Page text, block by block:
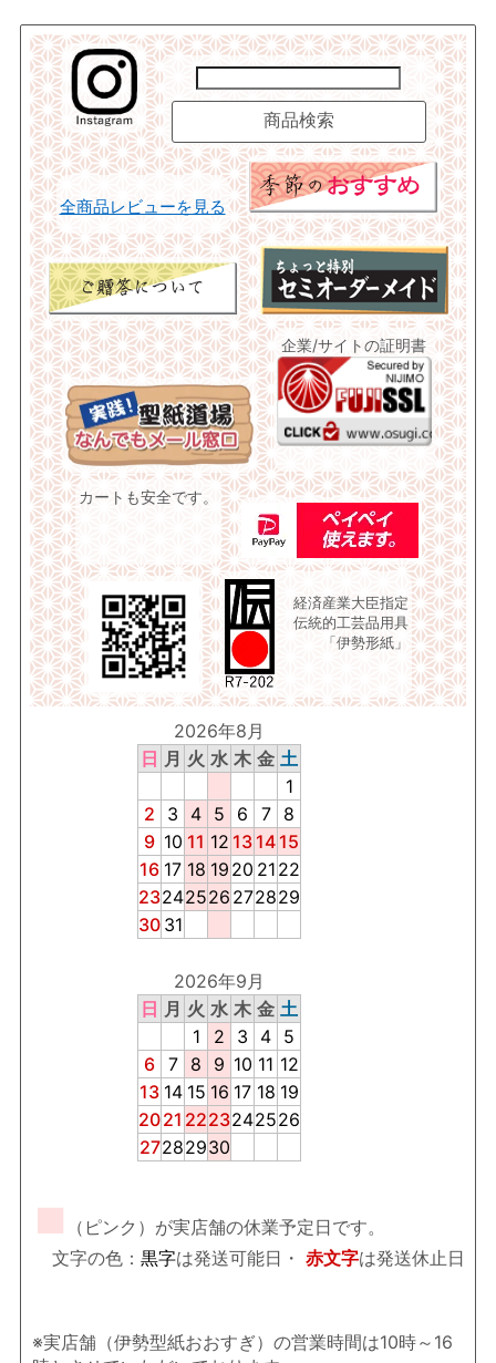
全商品レビューを見る
企業/サイトの証明書
カートも安全です。
経済産業大臣指定
伝統的工芸品用具
「伊勢形紙」
2026年8月
日 月 火 水 木 金 土
1
2
3 4 5 6 7
8
9 10 11 12 13 14 15
16 17 18 19 20 21 22
23242526 272829
30 31
2026年9月
日 月 火 水 木 金 土
1
2 3 4 5
6 7 8 9 10 11 12
13 14 15 16 17 18 19
2021 2223242526
27282930
■
（ピンク）が実店舗の休業予定日です。
文字の色： 黒字は発送可能日・ 赤文字は発送休止日
※実店舗（伊勢型紙おおすぎ）の営業時間は10時～16